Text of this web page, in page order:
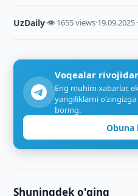
UzDaily·👁 1655 views·19.09.2025
Voqealar
Eng muhim xabarlar,
yangiliklarni
boring.
Obuna
Shuningdek o'qing